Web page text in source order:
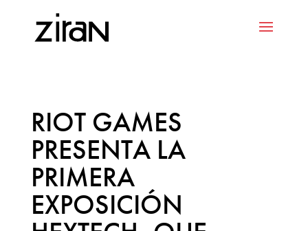
RIOT GAMES
PRESENTA LA
PRIMERA
EXPOSICIÓN